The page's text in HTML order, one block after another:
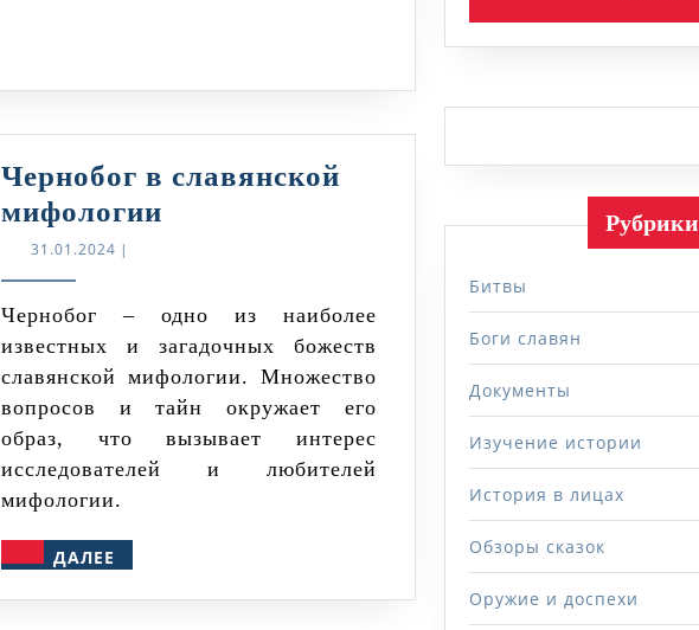
Чернобог в славянской
мифологииЧернобог
мифологии
31.01.202431.01.2024
|
Чернобог – одно из наиболее
известных и загадочных божеств
славянской мифологии. Множество
вопросов и тайн окружает его
образ, что вызывает интерес
исследователей и любителей
мифологии.
ДАЛЕЕ
Рубрики
Битвы
Боги славян
Документы
Изучение истории
История в лицах
Обзоры сказок
Оружие и доспехи